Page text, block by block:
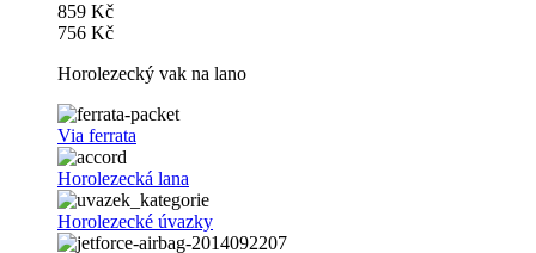
859 Kč
756 Kč
Horolezecký vak na lano
Via ferrata
Horolezecká lana
Horolezecké úvazky